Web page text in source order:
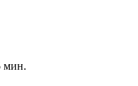
мин.